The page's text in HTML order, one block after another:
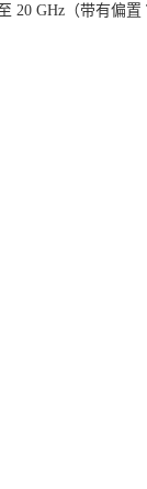
20 GHz（带有偏置